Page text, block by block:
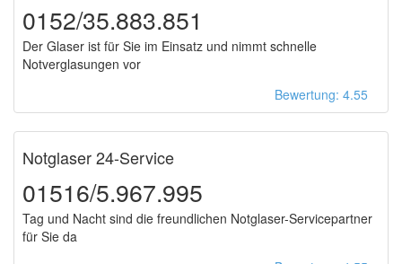
0152/35.883.851
Der Glaser ist für Sie im Einsatz und nimmt schnelle
Notverglasungen vor
Bewertung: 4.55
Notglaser 24-Service
01516/5.967.995
Tag und Nacht sind die freundlichen Notglaser-Servicepartner
für Sie da